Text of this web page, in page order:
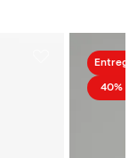
40%
Entrega